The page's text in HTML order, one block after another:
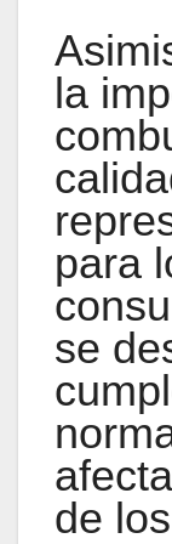
la
para
se
de